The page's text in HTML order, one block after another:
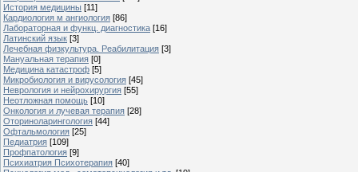
История медицины [11]
Кардиология м ангиология [86]
Лабораторная и функц. диагностика [16]
Латинский язык [3]
Лечебная физкультура. Реабилитация [3]
Мануальная терапия [0]
Медицина катастроф [5]
Микробиология и вирусология [45]
Неврология и нейрохирургия [55]
Неотложная помощь [10]
Онкология и лучевая терапия [28]
Оториноларингология [44]
Офтальмология [25]
Педиатрия [109]
Профпатология [9]
Психиатрия Психотерапия [40]